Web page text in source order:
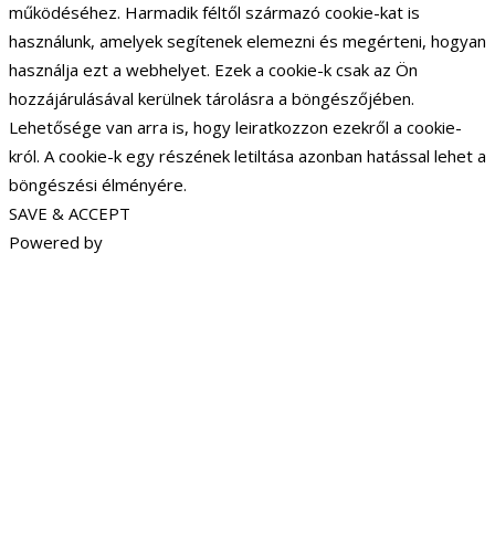
működéséhez. Harmadik féltől származó cookie-kat is
használunk, amelyek segítenek elemezni és megérteni, hogyan
használja ezt a webhelyet. Ezek a cookie-k csak az Ön
hozzájárulásával kerülnek tárolásra a böngészőjében.
Lehetősége van arra is, hogy leiratkozzon ezekről a cookie-
król. A cookie-k egy részének letiltása azonban hatással lehet a
böngészési élményére.
SAVE & ACCEPT
Powered by